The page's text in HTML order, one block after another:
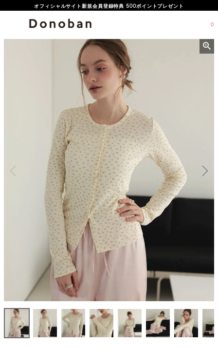
オフィシャルサイト新規会員登録特典 500ポイントプレゼント
0